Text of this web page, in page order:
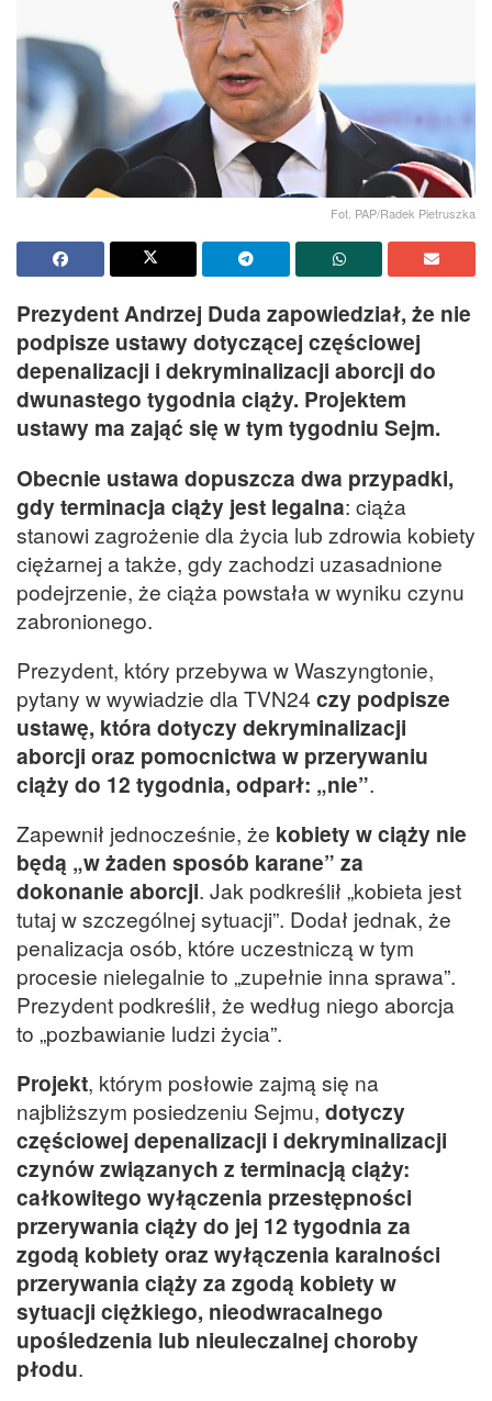
Fot. PAP/Radek Pietruszka
Prezydent Andrzej Duda zapowiedział, że nie
podpisze ustawy dotyczącej częściowej
depenalizacji i dekryminalizacji aborcji do
dwunastego tygodnia ciąży. Projektem
ustawy ma zająć się w tym tygodniu Sejm.
Obecnie ustawa dopuszcza dwa przypadki,
gdy terminacja ciąży jest legalna: ciąża
stanowi zagrożenie dla życia lub zdrowia kobiety
ciężarnej a także, gdy zachodzi uzasadnione
podejrzenie, że ciąża powstała w wyniku czynu
zabronionego.
Prezydent, który przebywa w Waszyngtonie,
pytany w wywiadzie dla TVN24 czy podpisze
ustawę, która dotyczy dekryminalizacji
aborcji oraz pomocnictwa w przerywaniu
ciąży do 12 tygodnia, odparł: „nie”.
Zapewnił jednocześnie, że kobiety w ciąży nie
będą „w żaden sposób karane” za
dokonanie aborcji. Jak podkreślił „kobieta jest
tutaj w szczególnej sytuacji”. Dodał jednak, że
penalizacja osób, które uczestniczą w tym
procesie nielegalnie to „zupełnie inna sprawa”.
Prezydent podkreślił, że według niego aborcja
to „pozbawianie ludzi życia”.
Projekt, którym posłowie zajmą się na
najbliższym posiedzeniu Sejmu, dotyczy
częściowej depenalizacji i dekryminalizacji
czynów związanych z terminacją ciąży:
całkowitego wyłączenia przestępności
przerywania ciąży do jej 12 tygodnia za
zgodą kobiety oraz wyłączenia karalności
przerywania ciąży za zgodą kobiety w
sytuacji ciężkiego, nieodwracalnego
upośledzenia lub nieuleczalnej choroby
płodu.